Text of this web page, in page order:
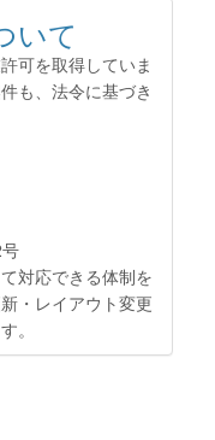
いて
可を取得していま
も、法令に基づき
対応できる体制を
・レイアウト変更
。